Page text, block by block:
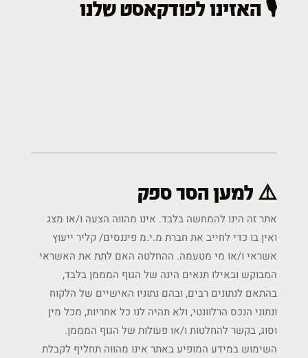
🎙️ האזינו לפודקאסט שלנו
⚠️ למען הסר ספק
אתר זה הינו להמחשה בלבד. אינו מהווה הצעה ו/או מצג
ואין בו כדי לחייב את חברת מ.י.מ פיננסים/ קליר ייעוץ
אשראי ו/או מי מטעמה. ההחלטה האם לתת את האשראי
המבוקש ובאילו תנאים הינה של הגוף המממן בלבד,
בהתאם לנתונים רבים, ובהם נתוניו האישיים של הלקוח
ונתוני הנכס הרלוונטי, ולא תהיה לנו כל אחריות, מכל מין
וסוג, בקשר להחלטות ו/או פעולות של הגוף המממן.
השימוש במידע המופיע באתר אינו מהווה תחליף לקבלת